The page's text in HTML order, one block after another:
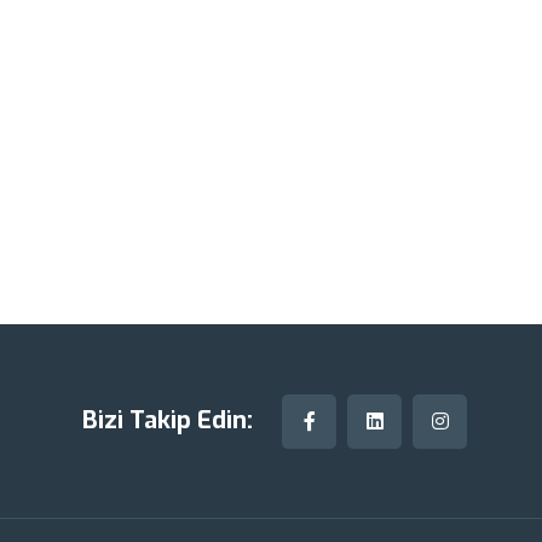
Bizi Takip Edin: